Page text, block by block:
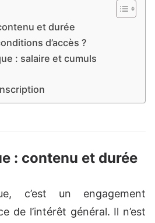
et durée
d’accès ?
: salaire et cumuls
: contenu et durée
c’est un engagement
de l’intérêt général. Il n’est